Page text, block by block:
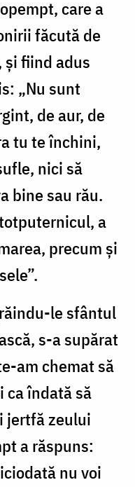
care a
făcută de
și fiind adus
„Nu sunt
de aur, de
tu te închini,
nici să
bine sau rău.
a
precum și
le sfântul
s-a supărat
am chemat să
ca îndată să
jertfă zeului
a răspuns:
nu voi